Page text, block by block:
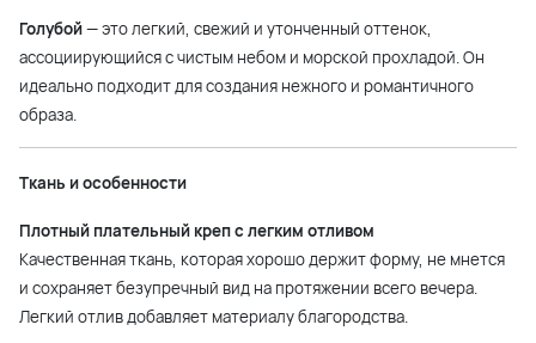
Голубой— это легкий, свежий и утонченный оттенок,
ассоциирующийся с чистым небом и морской прохладой. Он
идеально подходит для создания нежного и романтичного
образа.
Ткань и особенности
Плотный плательный креп с легким отливом
Качественная ткань, которая хорошо держит форму, не мнется
и сохраняет безупречный вид на протяжении всего вечера.
Легкий отлив добавляет материалу благородства.